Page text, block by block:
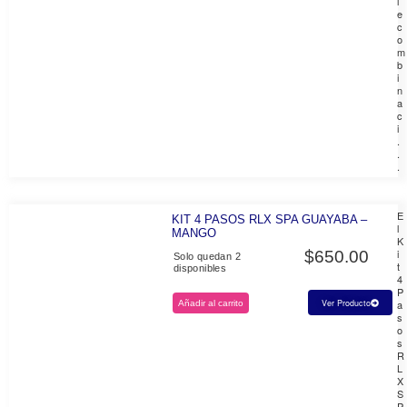
e
c
o
m
b
i
n
a
c
i
.
.
.
KIT 4 PASOS RLX SPA GUAYABA –
MANGO
Solo quedan 2
disponibles
$650.00
Añadir al carrito Ver Producto
E
l
K
i
t
4
P
a
s
o
s
R
L
X
S